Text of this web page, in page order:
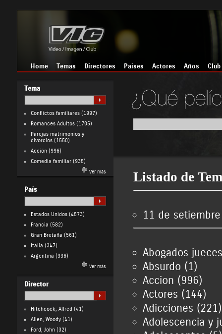
Home Temas Directores Países Actores Años Club
Tema
Conflictos familiares(1997)
Romances Adultos(1705)
Parejas matrimonios y
divorcios(1550)
Acción(996)
Comedia familiar(935)
Ver más
País
Estados Unidos(4573)
Francia (582)
Gran Bretaña (561)
Italia (347)
Argentina (336)
Ver más
Director
Hitchcock, Alfred (41)
Allen, Woody(41)
Ford, John(32)
Listado de
11 de
Abogados
Absurdo (1)
Accion (996)
Actores (144)
Adicciones (221)
Adolescencia y